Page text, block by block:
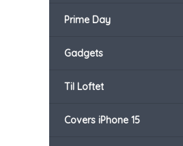
Prime Day
Gadgets
Til Loftet
Covers iPhone 15